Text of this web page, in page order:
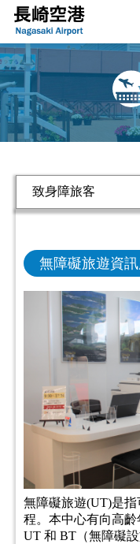
致身障旅客
無障礙旅遊資
無障礙旅遊(UT)是
程。本中心有向高
UT 和 BT（無障礙